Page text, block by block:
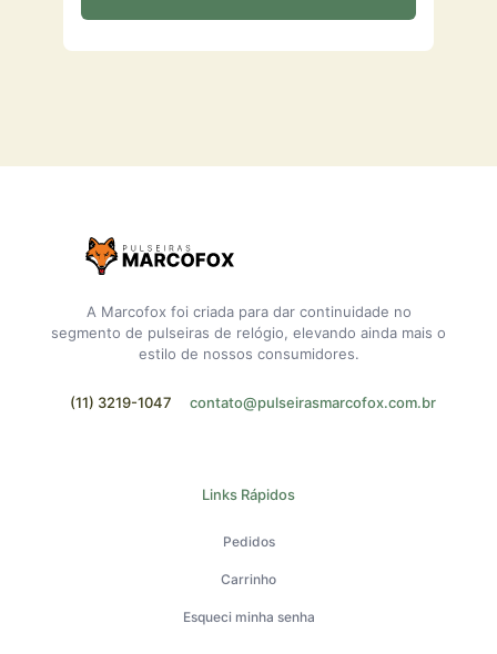
A Marcofox foi criada para dar continuidade no
segmento de pulseiras de relógio, elevando ainda mais o
estilo de nossos consumidores.
(11) 3219-1047 contato@pulseirasmarcofox.com.br
Links Rápidos
Pedidos
Carrinho
Esqueci minha senha